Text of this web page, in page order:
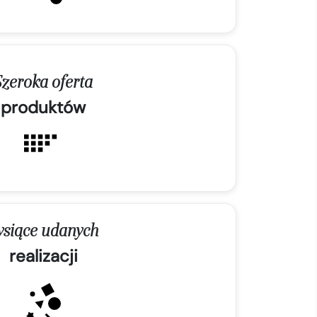
oferta
produktów
udanych
realizacji